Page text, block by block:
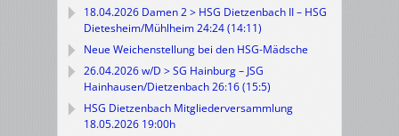
18.04.2026 Damen 2 > HSG Dietzenbach II – HSG
Dietesheim/Mühlheim 24:24 (14:11)
Neue Weichenstellung bei den HSG-Mädsche
26.04.2026 w/D > SG Hainburg – JSG
Hainhausen/Dietzenbach 26:16 (15:5)
HSG Dietzenbach Mitgliederversammlung
18.05.2026 19:00h